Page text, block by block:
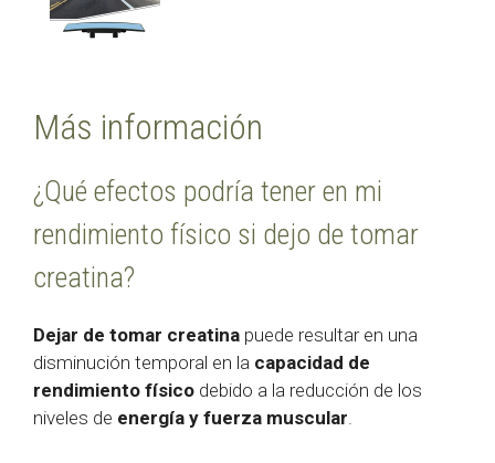
Más información
¿Qué efectos podría tener en mi
rendimiento físico si dejo de tomar
creatina?
Dejar de tomar creatina puede resultar en una
disminución temporal en la capacidad de
rendimiento físico debido a la reducción de los
niveles de energía y fuerza muscular.